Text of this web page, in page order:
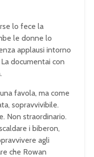
lo fece la
le donne lo
applausi intorno
documentai con
favola, ma come
sopravvivibile.
Non straordinario.
i biberon,
agli
che Rowan